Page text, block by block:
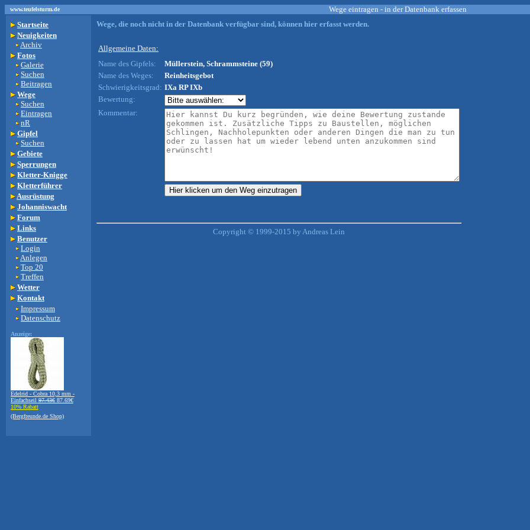
www.teufelsturm.de Wege eintragen - in der Datenbank erfassen
Startseite
Neuigkeiten
Archiv
Fotos
Galerie
Suchen
Beitragen
Wege
Suchen
Eintragen
nR
Gipfel
Suchen
Gebiete
Sperrungen
Kletter-Knigge
Kletterführer
Ausrüstung
Johanniswacht
Forum
Links
Benutzer
Login
Anlegen
Top 20
Treffen
Wetter
Kontakt
Impressum
Datenschutz
Anzeige:
Edelrid - Cobra 10,3 mm -
Einfachseil 97.43€ 87.69€
10% Rabatt
(Bergfreunde.de Shop)
Wege, die noch nicht in der Datenbank verfügbar sind, können hier erfasst werden.
Allgemeine Daten:
Name des Gipfels:
Müllerstein, Schrammsteine (59)
Name des Weges:
Reinheitsgebot
Schwierigkeitsgrad: IXa RP IXb
Bewertung:
Kommentar:
Copyright © 1999-2015 by Andreas Lein